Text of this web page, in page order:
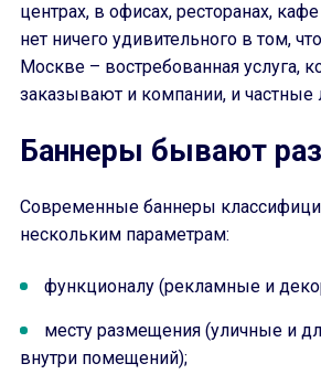
центрах, в офисах, ресторанах,
нет ничего удивительного в том,
Москве – востребованная услуга,
заказывают и компании, и частные
Баннеры бывают
Современные баннеры
нескольким параметрам:
функционалу (рекламные и
месту размещения (уличные и
внутри помещений);